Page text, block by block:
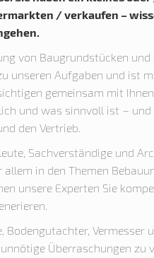
/ verkaufen –
von Baugrundstücken und
unseren Aufgaben und ist
gemeinsam mit
und was sinnvoll ist –
den Vertrieb.
Sachverständige und
allem in den Themen
unsere Experten Sie
Vermesser
Überraschungen zu